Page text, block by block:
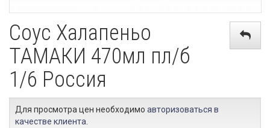
Соус Халапеньо
ТАМАКИ 470мл пл/б
1/6 Россия
Для просмотра цен необходимо авторизоваться в
качестве клиента